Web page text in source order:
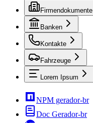
Firmendokumente
Banken
Kontakte
Fahrzeuge
Lorem Ipsum
NPM gerador-br
Doc Gerador-br